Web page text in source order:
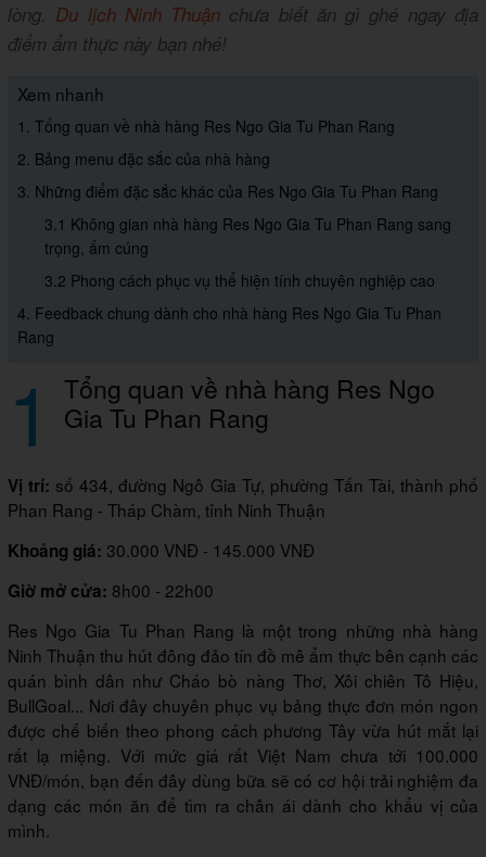
lòng. Du lịch Ninh Thuận chưa biết ăn gì ghé ngay địa
điểm ẩm thực này bạn nhé!
Xem nhanh
1. Tổng quan về nhà hàng Res Ngo Gia Tu Phan Rang
2. Bảng menu đặc sắc của nhà hàng
3. Những điểm đặc sắc khác của Res Ngo Gia Tu Phan Rang
3.1 Không gian nhà hàng Res Ngo Gia Tu Phan Rang sang
trọng, ấm cúng
3.2 Phong cách phục vụ thể hiện tính chuyên nghiệp cao
4. Feedback chung dành cho nhà hàng Res Ngo Gia Tu Phan
Rang
1 Tổng quan về nhà hàng Res Ngo
Gia Tu Phan Rang
Vị trí: số 434, đường Ngô Gia Tự, phường Tấn Tài, thành phố
Phan Rang - Tháp Chàm, tỉnh Ninh Thuận
Khoảng giá: 30.000 VNĐ - 145.000 VNĐ
Giờ mở cửa: 8h00 - 22h00
Res Ngo Gia Tu Phan Rang là một trong những nhà hàng
Ninh Thuận thu hút đông đảo tín đồ mê ẩm thực bên cạnh các
quán bình dân như Cháo bò nàng Thơ, Xôi chiên Tô Hiệu,
BullGoal... Nơi đây chuyên phục vụ bảng thực đơn món ngon
được chế biến theo phong cách phương Tây vừa hút mắt lại
rất lạ miệng. Với mức giá rất Việt Nam chưa tới 100.000
VNĐ/món, bạn đến đây dùng bữa sẽ có cơ hội trải nghiệm đa
dạng các món ăn để tìm ra chân ái dành cho khẩu vị của
mình.